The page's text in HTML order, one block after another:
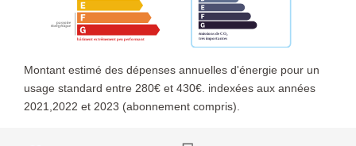
Montant estimé des dépenses annuelles d'énergie pour un
usage standard entre 280€ et 430€. indexées aux années
2021,2022 et 2023 (abonnement compris).